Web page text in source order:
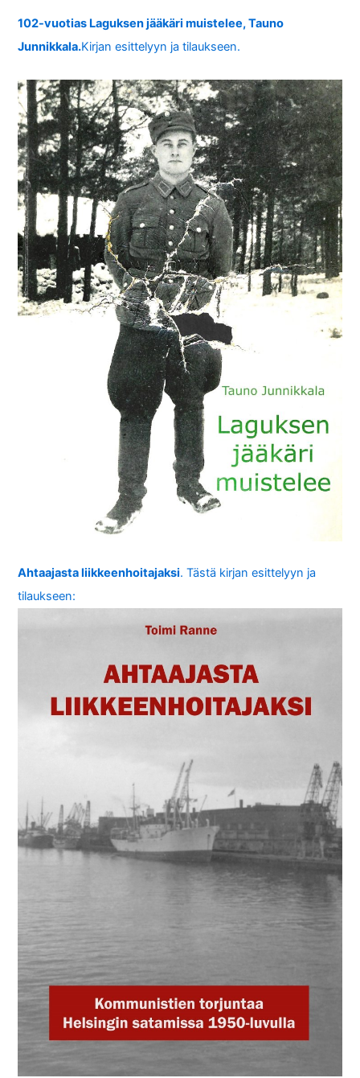
102-vuotias Laguksen jääkäri muistelee, Tauno
Junnikkala.Kirjan esittelyyn ja tilaukseen.
Ahtaajasta liikkeenhoitajaksi. Tästä kirjan esittelyyn ja
tilaukseen: